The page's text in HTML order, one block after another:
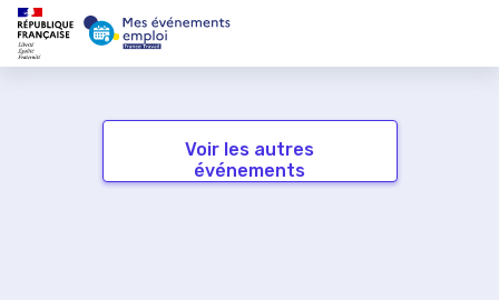
Voir les autres
événements